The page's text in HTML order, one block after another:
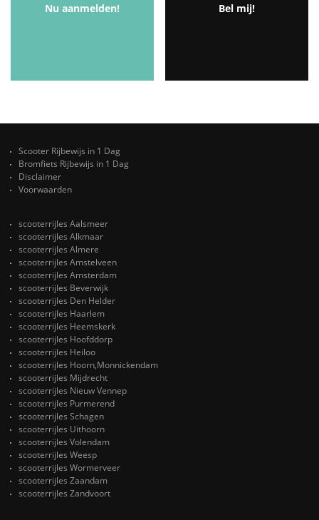
Nu aanmelden! Bel mij!
Scooter Rijbewijs in 1 Dag
Bromfiets Rijbewijs in 1 Dag
Disclaimer
Voorwaarden
scooterrijles Aalsmeer
scooterrijles Alkmaar
scooterrijles Almere
scooterrijles Amstelveen
scooterrijles Amsterdam
scooterrijles Beverwijk
scooterrijles Den Helder
scooterrijles Haarlem
scooterrijles Heemskerk
scooterrijles Hoofddorp
scooterrijles Heiloo
scooterrijles Hoorn,Monnickendam
scooterrijles Mijdrecht
scooterrijles Nieuw Vennep
scooterrijles Purmerend
scooterrijles Schagen
scooterrijles Uithoorn
scooterrijles Volendam
scooterrijles Weesp
scooterrijles Wormerveer
scooterrijles Zaandam
scooterrijles Zandvoort